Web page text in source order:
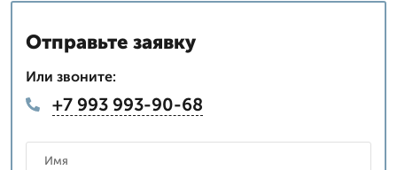
Отправьте заявку
Или звоните:
+7 993 993-90-68